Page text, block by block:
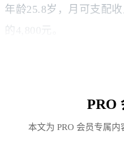
年龄25.8岁，月可支配
的4,800元。
PRO
本文为 PRO 会员专属内